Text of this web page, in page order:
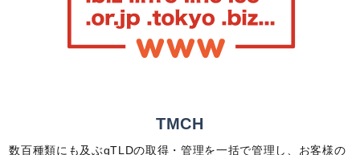
TMCH
数百種類にも及ぶgTLDの取得・管理を一括で管理し、お客様の